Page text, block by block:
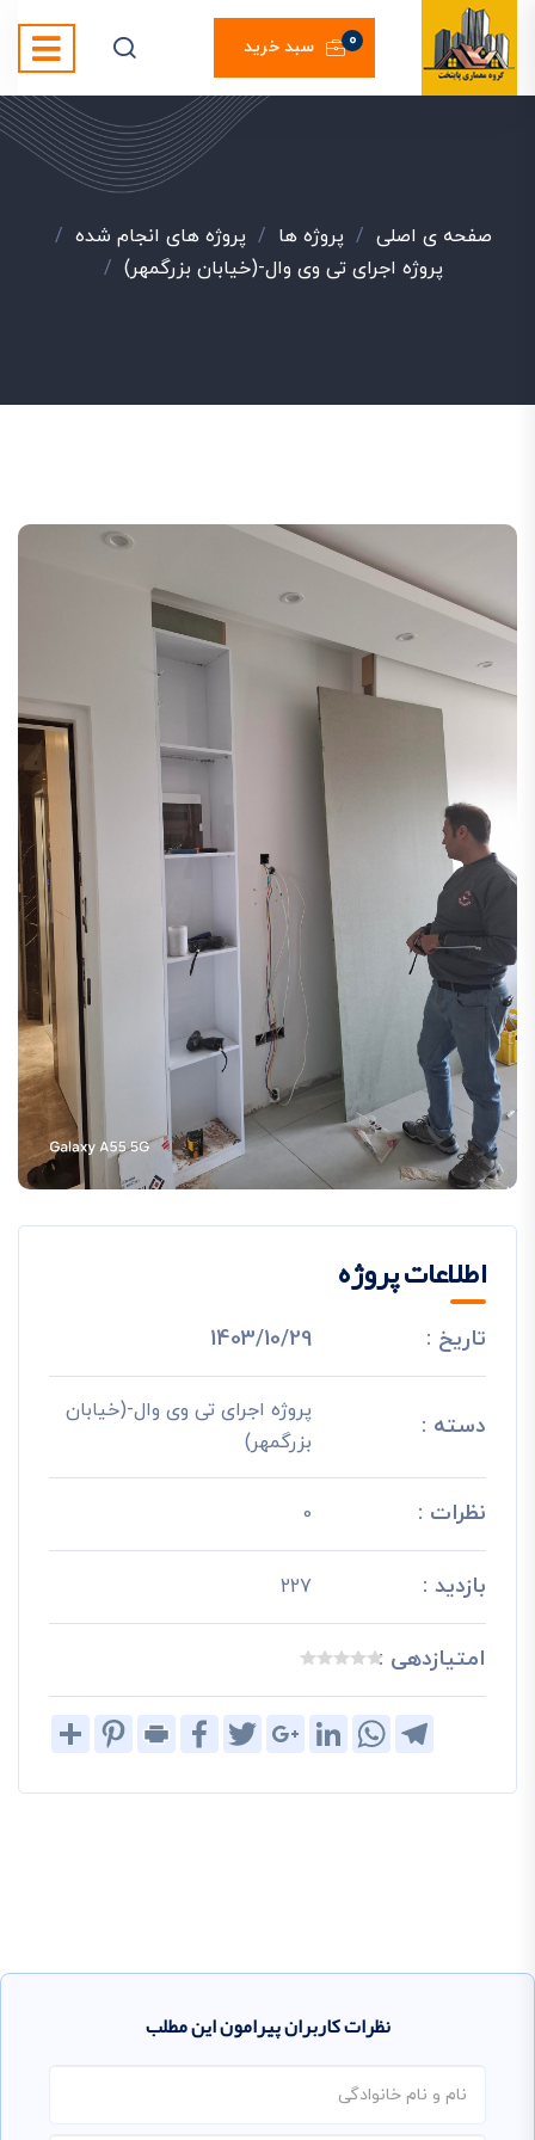
سبد خرید 0
صفحه ی اصلی / پروژه ها / پروژه های انجام شده /
پروژه اجرای تی وی وال-(خیابان بزرگمهر) /
اطلاعات پروژه
تاریخ : 1403/10/29
دسته :
پروژه اجرای تی وی وال-(خیابان
بزرگمهر)
نظرات : 0
بازدید : 227
امتیازدهی :
Share
PinterestPrint
FacebookTwitterGoogle+LinkedIn
WhatsAppTelegram
نظرات کاربران پیرامون این مطلب